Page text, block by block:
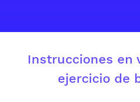
Instrucciones en
ejercicio de